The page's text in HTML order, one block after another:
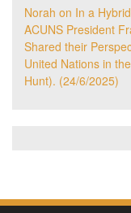
Norah on In a
ACUNS President
Shared their
United Nations in
Hunt). (24/6/2025)